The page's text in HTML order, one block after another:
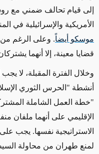
إلى قيام تحالف ضمني مع
الأمريكية والإسرائيلية في
موسكو أيضاً. وعلى الرغم من
قضايا معينة، إلا أنهما
وخلال الفترة المقبلة، لا
أنشطة "الحرس الثوري
"خطة العمل الشاملة
الإقليمي على أنهما ملفان
الاستراتيجية نفسها. يجب على
لمنع طهران من محاولة